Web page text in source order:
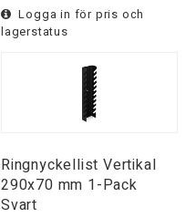
Logga in för pris och
lagerstatus
Ringnyckellist Vertikal
290x70 mm 1-Pack
Svart